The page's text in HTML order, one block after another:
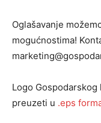
Oglašavanje
mogućnostima!
Logo
preuzeti u .eps